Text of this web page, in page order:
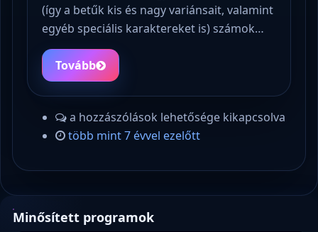
(így a betűk kis és nagy variánsait, valamint
egyéb speciális karaktereket is) számok…
Tovább
a hozzászólások lehetősége kikapcsolva
több mint 7 évvel ezelőtt
Minősített programok